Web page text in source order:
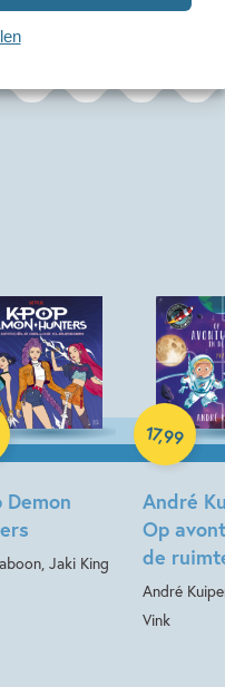
Demon
Jaki King
André
Op
de
André
Vink
17,99
Hardcover